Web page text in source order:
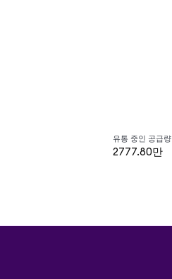
유통 중인 공급량
2777.80만